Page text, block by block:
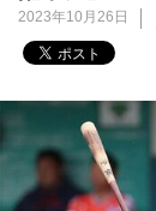
2023年10月26日